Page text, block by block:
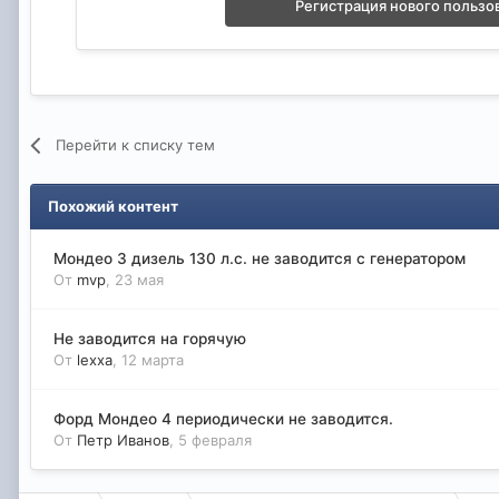
Регистрация нового
Перейти к списку тем
Похожий контент
Мондео 3 дизель 130 л.с. не заводится с генератором
От mvp 23 мая
Не заводится на горячую
От lexxa 12 марта
Форд Мондео 4 периодически не заводится.
От Петр Иванов 5 февраля